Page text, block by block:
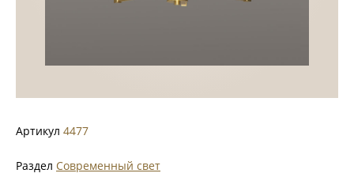
Артикул 4477
Раздел Современный свет